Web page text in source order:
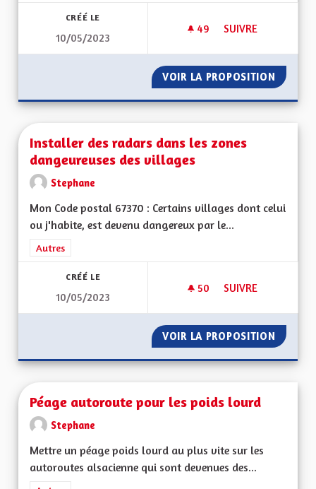
CRÉÉ LE
10/05/2023
49 49 ABONNÉS
SUIVRE
VOIR LA PROPOSITION EN
Installer des radars dans les zones
dangeureuses des villages
Stephane
Mon Code postal 67370 : Certains villages dont celui
ou j'habite, est devenu dangereux par le...
Filtrer les résultats de la catégorie : Autres
Autres
CRÉÉ LE
10/05/2023
50 50 ABONNÉS
SUIVRE
VOIR LA PROPOSITION
Péage autoroute pour les poids lourd
Stephane
Mettre un péage poids lourd au plus vite sur les
autoroutes alsacienne qui sont devenues des...